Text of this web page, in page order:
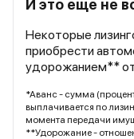
И это еще не
Некоторые
приобрести
удорожанием**
*Аванс - сумма
выплачивается по
момента передачи
**Удорожание -